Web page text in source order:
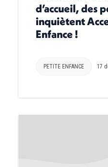
d’accueil, des
inquiètent
Enfance !
PETITE ENFANCE 17